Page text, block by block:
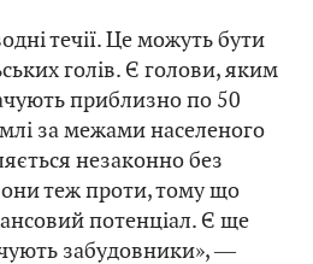
течії. Це можуть бути
голів. Є голови, яким
приблизно по 50
за межами населеного
незаконно без
теж проти, тому що
потенціал. Є ще
забудовники», ―